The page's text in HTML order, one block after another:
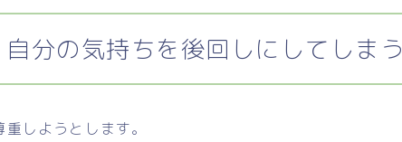
分の気持ちを後回しにしてしまう
しようとします。